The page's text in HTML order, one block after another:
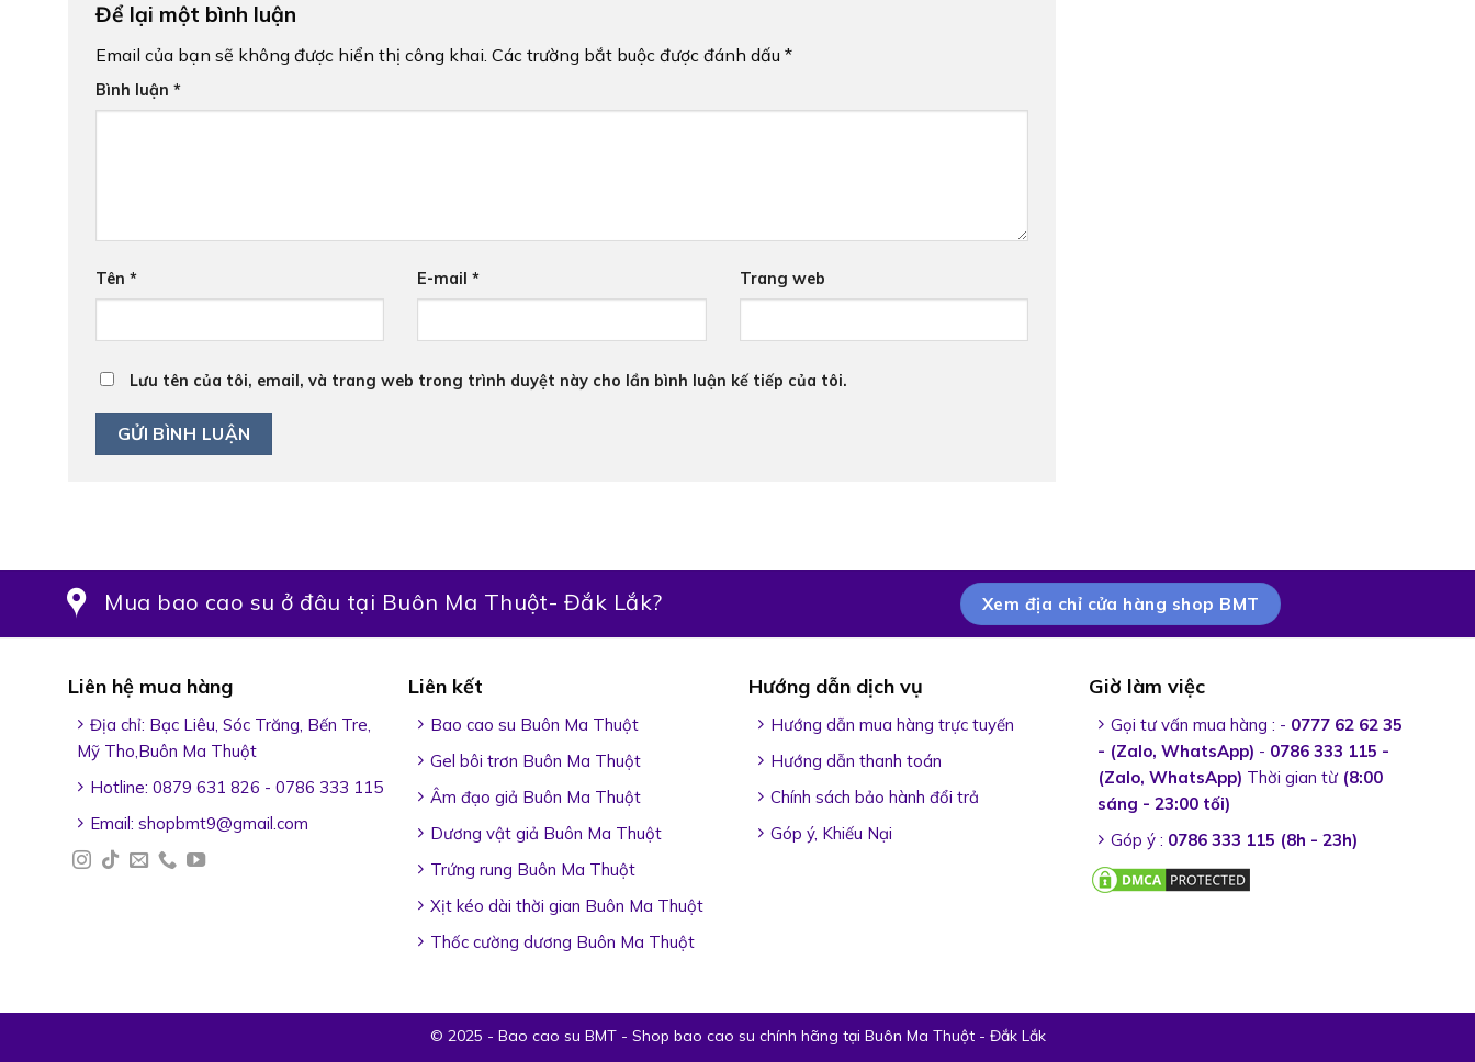
Để lại một bình luận
Email của bạn sẽ không được hiển thị công khai. Các trường bắt buộc được đánh dấu *
Bình luận *
Tên * E-mail* Trang web
Lưu tên của tôi, email, và trang web trong trình duyệt này cho lần bình luận kế tiếp của tôi.
Mua bao cao su ở đâu tại Buôn Ma Thuột- Đắk Lắk? Xem địa chỉ cửa hàng shop BMT
Liên hệ mua hàng
Địa chỉ: Bạc Liêu, Sóc Trăng, Bến Tre,
Mỹ Tho,Buôn Ma Thuột
Hotline: 0879 631 826 - 0786 333 115
Email: shopbmt9@gmail.com
Liên kết
Bao cao su Buôn Ma Thuột
Gel bôi trơn Buôn Ma Thuột
Âm đạo giả Buôn Ma Thuột
Dương vật giả Buôn Ma Thuột
Trứng rung Buôn Ma Thuột
Xịt kéo dài thời gian Buôn Ma Thuột
Thốc cường dương Buôn Ma Thuột
Hướng dẫn dịch vụ
Hướng dẫn mua hàng trực tuyến
Hướng dẫn thanh toán
Chính sách bảo hành đổi trả
Góp ý, Khiếu Nại
Giờ làm việc
Gọi tư vấn mua hàng : - 0777 62 62 35
- (Zalo, WhatsApp) - 0786 333 115 -
(Zalo, WhatsApp) Thời gian từ (8:00
sáng - 23:00 tối)
Góp ý : 0786 333 115 (8h - 23h)
© 2025 - Bao cao su BMT - Shop bao cao su chính hãng tại Buôn Ma Thuột - Đắk Lắk